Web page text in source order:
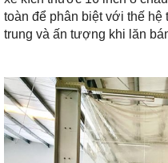
toàn để phân biệt với thế hệ
trung và ấn tượng khi lăn